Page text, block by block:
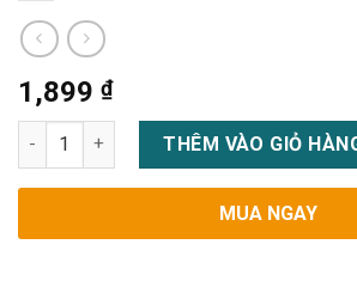
1,899 ₫
Thuốc Hagala – Silymarin 70mg mua ở
THÊM VÀO GIỎ
MUA NGAY